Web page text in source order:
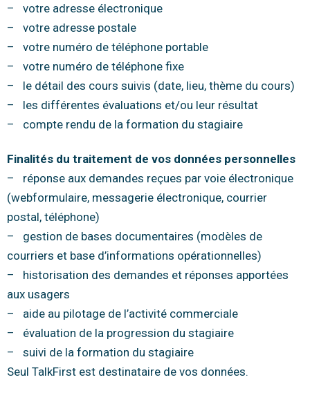
– votre adresse électronique
– votre adresse postale
– votre numéro de téléphone portable
– votre numéro de téléphone fixe
– le détail des cours suivis (date, lieu, thème du cours)
– les différentes évaluations et/ou leur résultat
– compte rendu de la formation du stagiaire
Finalités du traitement de vos données personnelles
– réponse aux demandes reçues par voie électronique
(webformulaire, messagerie électronique, courrier
postal, téléphone)
– gestion de bases documentaires (modèles de
courriers et base d’informations opérationnelles)
– historisation des demandes et réponses apportées
aux usagers
– aide au pilotage de l’activité commerciale
– évaluation de la progression du stagiaire
– suivi de la formation du stagiaire
Seul TalkFirst est destinataire de vos données.